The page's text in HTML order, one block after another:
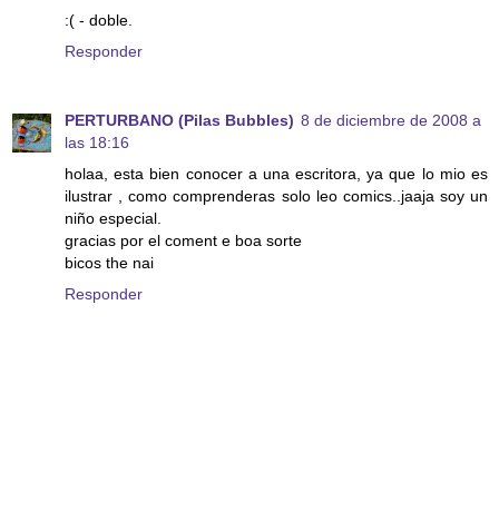
:( - doble.
Responder
PERTURBANO (Pilas Bubbles) 8 de diciembre de 2008 a
las 18:16
holaa, esta bien conocer a una escritora, ya que lo mio es
ilustrar , como comprenderas solo leo comics..jaaja soy un
niño especial.
gracias por el coment e boa sorte
bicos the nai
Responder